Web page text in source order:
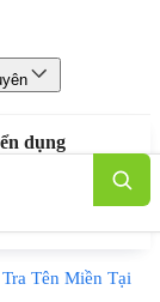
dụng
Tên Miền Tại